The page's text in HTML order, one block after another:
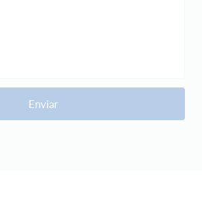
Enviar